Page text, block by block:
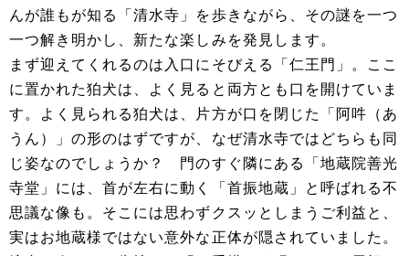
んが誰もが知る「清水寺」を歩きながら、その謎を一つ
一つ解き明かし、新たな楽しみを発見します。
まず迎えてくれるのは入口にそびえる「仁王門」。ここ
に置かれた狛犬は、よく見ると両方とも口を開けていま
す。よく見られる狛犬は、片方が口を閉じた「阿吽（あ
うん）」の形のはずですが、なぜ清水寺ではどちらも同
じ姿なのでしょうか？ 門のすぐ隣にある「地蔵院善光
寺堂」には、首が左右に動く「首振地蔵」と呼ばれる不
思議な像も。そこには思わずクスッとしまうご利益と、
実はお地蔵様ではない意外な正体が隠されていました。